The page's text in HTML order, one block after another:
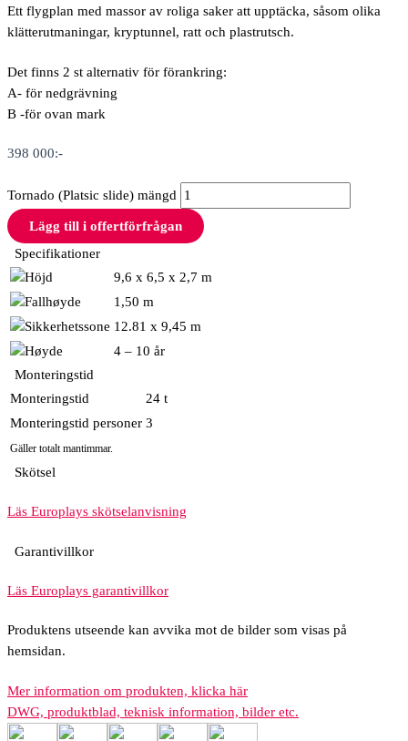
Ett flygplan med massor av roliga saker att upptäcka, såsom olika
klätterutmaningar, kryptunnel, ratt och plastrutsch.
Det finns 2 st alternativ för förankring:
A- för nedgrävning
B -för ovan mark
398 000:-
Tornado (Platsic slide) mängd
Lägg till i offertförfrågan
Specifikationer
9,6 x 6,5 x 2,7 m
1,50 m
12.81 x 9,45 m
4 – 10 år
Monteringstid
Monteringstid
24 t
Monteringstid personer 3
Gäller totalt mantimmar.
Skötsel
Läs Europlays skötselanvisning
Garantivillkor
Läs Europlays garantivillkor
Produktens utseende kan avvika mot de bilder som visas på
hemsidan.
Mer information om produkten, klicka här
DWG, produktblad, teknisk information, bilder etc.